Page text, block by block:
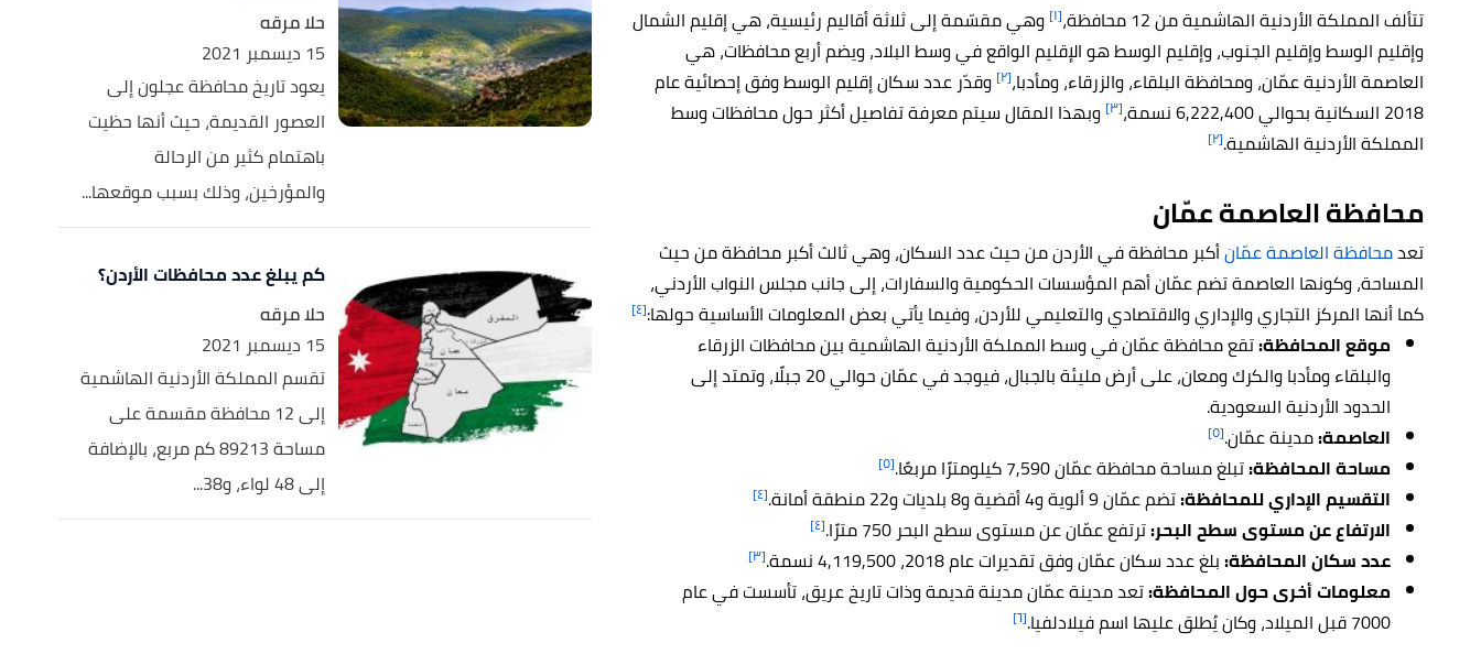
تتألف المملكة الأردنية الهاشمية من 12 محافظة، [١] وهي مقسّمة إلى ثلاثة أقاليم رئيسية، هي إقليم الشمال
وإقليم الوسط وإقليم الجنوب، وإقليم الوسط هو الإقليم الواقع في وسط البلاد، ويضم أربع محافظات، هي
العاصمة الأردنية عمّان، ومحافظة البلقاء، والزرقاء، ومأدبا،[٢] وقدّر عدد سكان إقليم الوسط وفق إحصائية عام
2018 السكانية بحوالي 6,222,400 نسمة،
[٣]
وبهذا المقال سيتم معرفة تفاصيل أكثر حول محافظات وسط
المملكة الأردنية الهاشمية.[٢]
محافظة العاصمة عمّان
تعدمحافظة العاصمة عمّانأكبر محافظة في الأردن من حيث عدد السكان، وهي ثالث أكبر محافظة من حيث
المساحة، وكونها العاصمة تضم عمّان أهم المؤسسات الحكومية والسفارات، إلى جانب مجلس النواب الأردني،
كما أنها المركز التجاري والإداري والاقتصادي والتعليمي للأردن، وفيما يأتي بعض المعلومات الأساسية حولها:[٤]
موقع المحافظة:تقع محافظة عمّان في وسط المملكة الأردنية الهاشمية بين محافظات الزرقاء
والبلقاء ومأدبا والكرك ومعان، على أرض مليئة بالجبال، فيوجد في عمّان حوالي 20 جبلًا، وتمتد إلى
الحدود الأردنية السعودية.
العاصمة:مدينة عمّان.[٥]
مساحة المحافظة:تبلغ مساحة محافظة عمّان 7,590 كيلومترًا مربعًا. [٥]
التقسيم الإداري للمحافظة:تضم عمّان 9 ألوية و4 أقضية و8 بلديات و22 منطقة أمانة. [٤]
الارتفاع عن مستوى سطح البحر:ترتفع عمّان عن مستوى سطح البحر 750 مترًا. [٤]
عدد سكان المحافظة:بلغ عدد سكان عمّان وفق تقديرات عام 2018، 4,119,500 نسمة. [٣]
معلومات أخرى حول المحافظة:تعد مدينة عمّان مدينة قديمة وذات تاريخ عريق، تأسست في عام
7000 قبل الميلاد، وكان يُطلق عليها اسم فيلادلفيا.
[٦]
حلا مرقه
15 ديسمبر 2021
يعود تاريخ محافظة عجلون إلى
العصور القديمة، حيث أنها حظيت
باهتمام كثير من الرحالة
والمؤرخين، وذلك بسبب موقعها...
كم يبلغ عدد محافظات الأردن؟
حلا مرقه
15 ديسمبر 2021
تقسم المملكة الأردنية الهاشمية
إلى 12 محافظة مقسمة على
مساحة 89213 كم مربع، بالإضافة
إلى 48 لواء، و38...